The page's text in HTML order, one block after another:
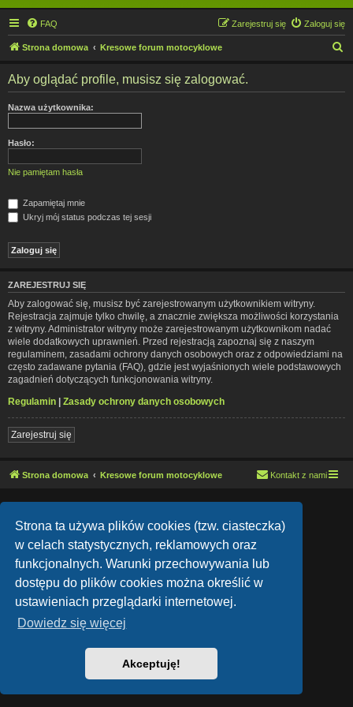
Strona ta używa plików cookies (tzw. ciasteczka)
w celach statystycznych, reklamowych oraz
funkcjonalnych. Warunki przechowywania lub
dostępu do plików cookies można określić w
ustawieniach przeglądarki internetowej.
Dowiedz się więcej
Akceptuję!
FAQ Zaloguj się
Zarejestruj się
Strona domowa Kresowe forum motocyklowe
Aby oglądać profile, musisz się zalogować.
Nazwa użytkownika:
Hasło:
Nie pamiętam hasła
Zapamiętaj mnie
Ukryj mój status podczas tej sesji
ZAREJESTRUJ SIĘ
Aby zalogować się, musisz być zarejestrowanym użytkownikiem witryny.
Rejestracja zajmuje tylko chwilę, a znacznie zwiększa możliwości korzystania
z witryny. Administrator witryny może zarejestrowanym użytkownikom nadać
wiele dodatkowych uprawnień. Przed rejestracją zapoznaj się z naszym
regulaminem, zasadami ochrony danych osobowych oraz z odpowiedziami na
często zadawane pytania (FAQ), gdzie jest wyjaśnionych wiele podstawowych
zagadnień dotyczących funkcjonowania witryny.
Regulamin | Zasady ochrony danych osobowych
Zarejestruj się
Strona domowa Kresowe forum motocyklowe Kontakt z nami
Style Version: 1.1.9
Polski pakiet językowy dostarczaphpBB.pl
Zasady ochrony danych osobowych|Regulamin